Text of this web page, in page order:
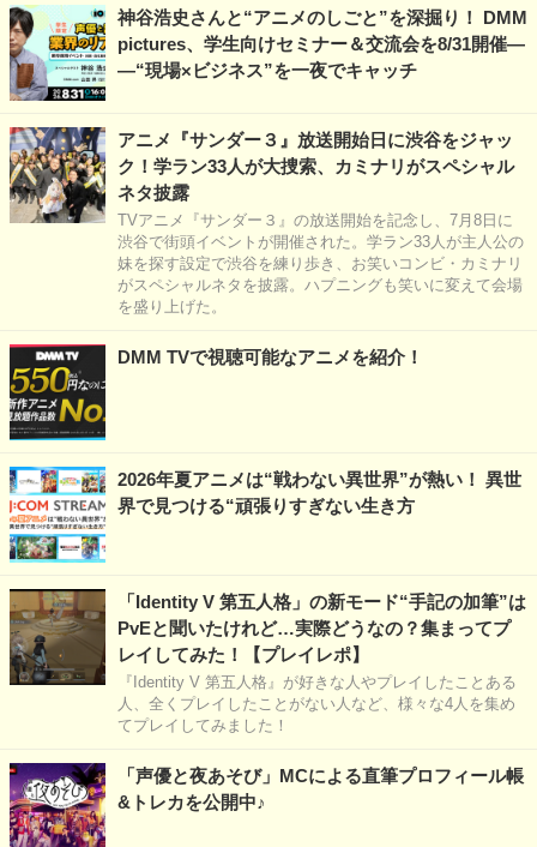
神谷浩史さんと“アニメのしごと”を深掘り！ DMM
pictures、学生向けセミナー＆交流会を8/31開催―
―“現場×ビジネス”を一夜でキャッチ
アニメ『サンダー３』放送開始日に渋谷をジャッ
ク！学ラン33人が大捜索、カミナリがスペシャル
ネタ披露
TVアニメ『サンダー３』の放送開始を記念し、7月8日に
渋谷で街頭イベントが開催された。学ラン33人が主人公の
妹を探す設定で渋谷を練り歩き、お笑いコンビ・カミナリ
がスペシャルネタを披露。ハプニングも笑いに変えて会場
を盛り上げた。
DMM TVで視聴可能なアニメを紹介！
2026年夏アニメは“戦わない異世界”が熱い！ 異世
界で見つける“頑張りすぎない生き方
「Identity V 第五人格」の新モード“手記の加筆”は
PvEと聞いたけれど…実際どうなの？集まってプ
レイしてみた！【プレイレポ】
『Identity V 第五人格』が好きな人やプレイしたことある
人、全くプレイしたことがない人など、様々な4人を集め
てプレイしてみました！
「声優と夜あそび」MCによる直筆プロフィール帳
&トレカを公開中♪